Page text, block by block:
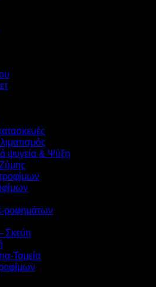
ψυγεία & Ψύξη
ροφημάτων
Σκεύη
Ταμεία